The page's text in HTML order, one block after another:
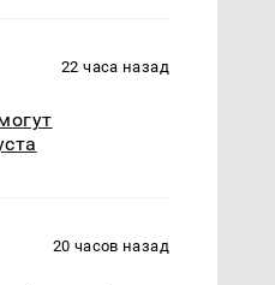
подожгли.
22 часа назад
20 часов назад